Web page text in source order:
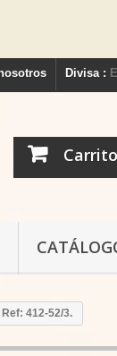
Divisa :
412-52/3.